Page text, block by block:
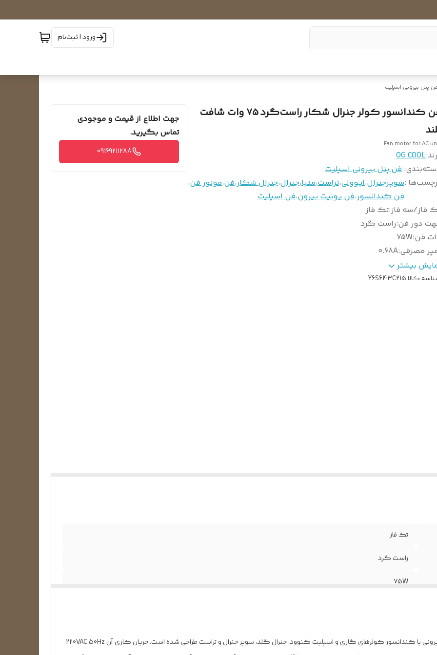
ورود | ثبت‌نام
پنل بیرونی اسپلیت
فن کندانسور کولر جنرال شکار راست‌گرد ۷۵ وات شافت
Fan motor for AC
OG COOL
: فن پنل بیرونی اسپلیت
:سوپرجنرال،ایوولی،تراست،مدیا،جنرال،جنرال شکار،فن،موتور فن،
فن کندانسور،فن یونیت بیرون،فن اسپلیت
فاز/سه فاز:تک فاز
دور فن:راست گرد
فن:
75W
مصرفی:
0.68A
شفت بدون گردگیر
شفت:12mm یا 0.47in
بیشتر
کالاY6S643C215
جهت اطلاع از قیمت و موجودی
تماس بگیرید.
09169211288
تک فاز
راست گرد
75W
این موتور فن 75 وات و 6 قطبی، مختص نصب در یونیت بیرونی یا کندانسور کولرهای گازی و اسپلیت کنوود، جنرال گلد، سوپر جنرال و تراست طراحی شده است. جریان کاری آن 220VAC 50Hz